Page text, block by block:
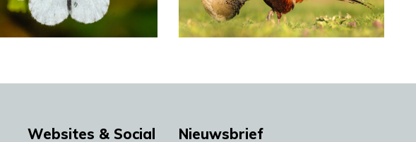
Websites & Social Nieuwsbrief